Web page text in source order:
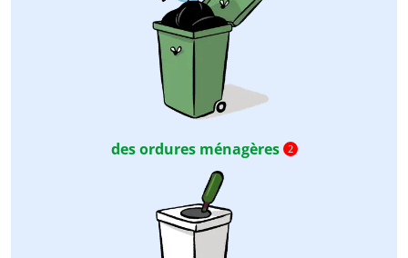
des ordures ménagères 2